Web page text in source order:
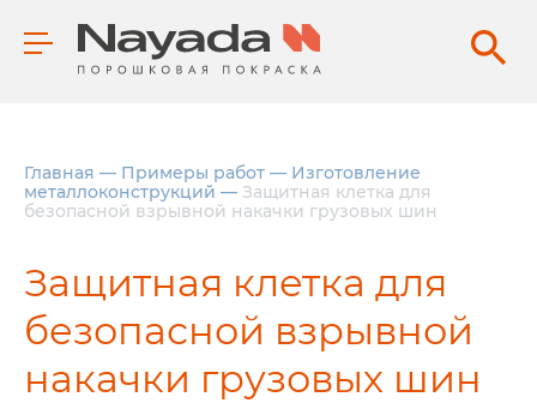
Главная — Примеры работ — Изготовление
металлоконструкций — Защитная клетка для
безопасной взрывной накачки грузовых шин
Защитная клетка для
безопасной взрывной
накачки грузовых шин